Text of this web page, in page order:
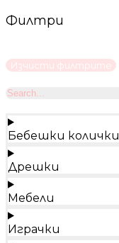
Филтри
Изчисти филтрите
Бебешки колички
Дрешки
Мебели
Играчки